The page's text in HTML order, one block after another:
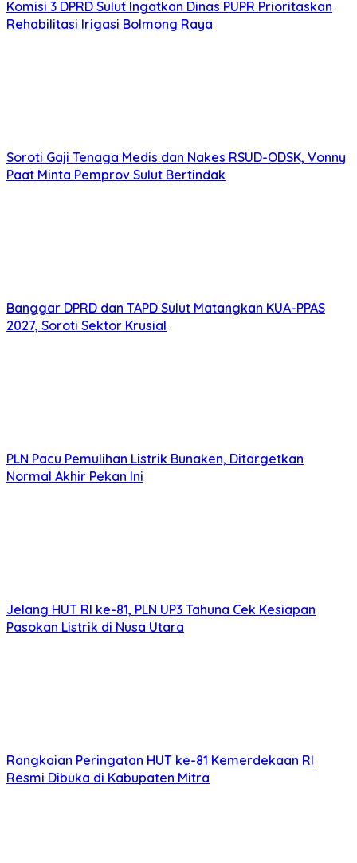
Komisi 3 DPRD Sulut Ingatkan Dinas PUPR Prioritaskan
Rehabilitasi Irigasi Bolmong Raya
Soroti Gaji Tenaga Medis dan Nakes RSUD-ODSK, Vonny
Paat Minta Pemprov Sulut Bertindak
Banggar DPRD dan TAPD Sulut Matangkan KUA-PPAS
2027, Soroti Sektor Krusial
PLN Pacu Pemulihan Listrik Bunaken, Ditargetkan
Normal Akhir Pekan Ini
Jelang HUT RI ke-81, PLN UP3 Tahuna Cek Kesiapan
Pasokan Listrik di Nusa Utara
Rangkaian Peringatan HUT ke-81 Kemerdekaan RI
Resmi Dibuka di Kabupaten Mitra